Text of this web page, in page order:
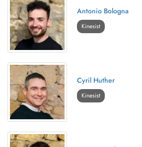
Antonio Bologna
Kinesist
Cyril Huther
Kinesist